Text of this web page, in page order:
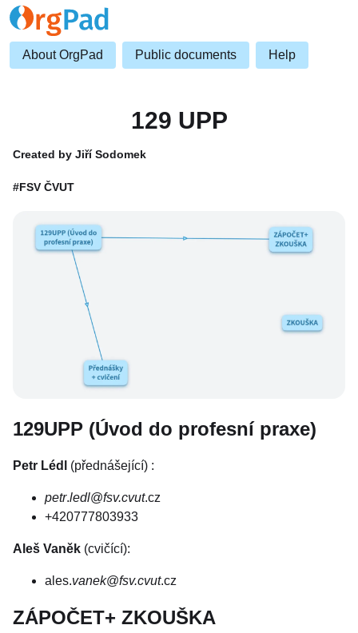
About OrgPad Public documents Help
129 UPP
Created by Jiří Sodomek
#FSV ČVUT
129UPP (Úvod do profesní praxe)
Petr Lédl (přednášející) :
petr.ledl@fsv.cvut.cz
+420777803933
Aleš Vaněk (cvičící):
ales.vanek@fsv.cvut.cz
ZÁPOČET+ ZKOUŠKA